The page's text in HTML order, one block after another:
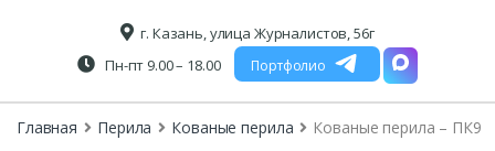
г. Казань, улица Журналистов, 56г
Пн-пт 9.00 – 18.00
Портфолио
Главная Перила Кованые перила Кованые перила – ПК9